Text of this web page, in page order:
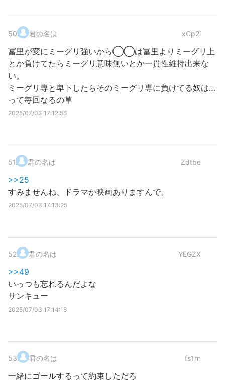
50. 君の名は xCp2i
冨里が変にミーグリ強いから◯◯は冨里よりミーグリ上
とか負けてたらミーグリ意味無いとか一貫性維持出来な
い。
ミーグリ専と卑下したらそのミーグリ専に負けてる奴は…
って毎回なるの草
2025/07/03 17:12:56
51. 君の名は Zdtbe
>>25
すみませんね、ドラマか映画ありますんで。
2025/07/03 17:13:25
52. 君の名は YEGZX
>>49
いっつも忘れるんだよな
サンキュー
2025/07/03 17:14:18
53. 君の名は fs1rn
一緒にゴールするって約束しただろ